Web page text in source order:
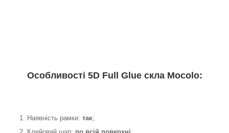
Особливості 5D Full Glue скла Mocolo:
1. Наявність рамки: так;